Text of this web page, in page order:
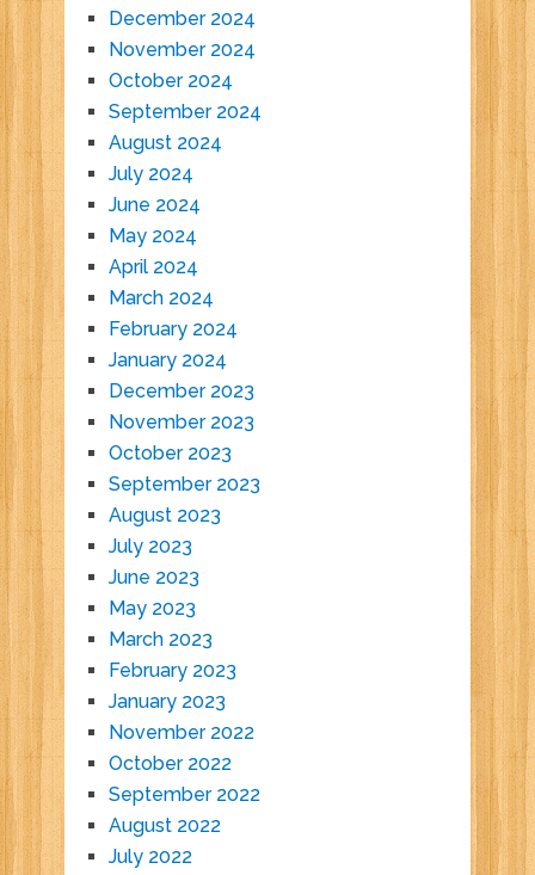
December 2024
November 2024
October 2024
September 2024
August 2024
July 2024
June 2024
May 2024
April 2024
March 2024
February 2024
January 2024
December 2023
November 2023
October 2023
September 2023
August 2023
July 2023
June 2023
May 2023
March 2023
February 2023
January 2023
November 2022
October 2022
September 2022
August 2022
July 2022